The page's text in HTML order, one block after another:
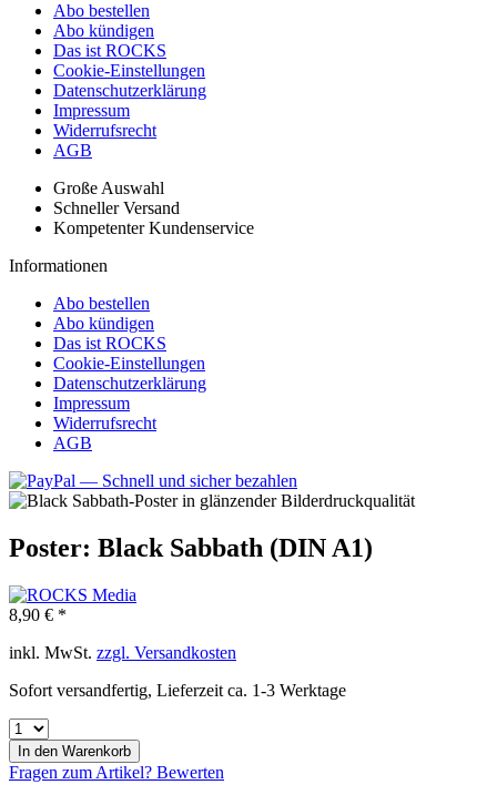
Abo bestellen
Abo kündigen
Das ist ROCKS
Cookie-Einstellungen
Datenschutzerklärung
Impressum
Widerrufsrecht
AGB
Große Auswahl
Schneller Versand
Kompetenter Kundenservice
Informationen
Abo bestellen
Abo kündigen
Das ist ROCKS
Cookie-Einstellungen
Datenschutzerklärung
Impressum
Widerrufsrecht
AGB
Poster: Black Sabbath (DIN A1)
8,90 € *
inkl. MwSt. zzgl. Versandkosten
Sofort versandfertig, Lieferzeit ca. 1-3 Werktage
In den Warenkorb
Fragen zum Artikel? Bewerten